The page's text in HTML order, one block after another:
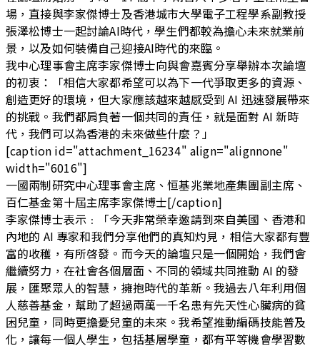
場，直接與李家傑博士及香港城市大學電子工程學系副教授
張澤松博士一起討論AI時代，學生們都較為擔心未來就業前
景，以及如何裝備自己迎接AI時代的來臨。
我中心理事會主席李家傑博士向與會嘉賓分享舉辦本次論壇
的初衷：「相信大家都希望可以為下一代爭取更多的資源、
創造更好的環境，但大家應該越來越感受到 AI 迅速發展帶來
的挑戰。我們都肩負著一個共同的責任，就是面對 AI 新時
代，我們可以為香港的未來做些什麼？」
[caption id="attachment_16234" align="alignnone"
width="6016"]
一國兩制研究中心理事會主席、恒基兆業地產集團副主席、
百仁基金第十屆主席李家傑博士[/caption]
李家傑博士表示﹕「今天非常榮幸邀請到來自美國、香港和
內地的 AI 專家和我們分享他們的真知灼見，相信大家都有豐
富的收穫，有所啓發。而今天的論壇只是一個開始，我們會
繼續努力，在社會各個層面、不同的領域共同推動 AI 的發
展，匯聚眾人的智慧，擁抱時代的革新。我過去八年利用個
人慈善基金，幫助了超過兩萬一千名患有先天性心臟病的貧
困兒童，同時更擔憂兒童的未來。我希望推動編碼技能普及
化，讓每一個人學生，包括基層學童，都有平等機會學習數